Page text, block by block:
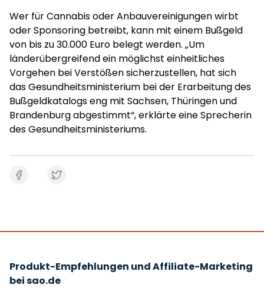
Wer für Cannabis oder Anbauvereinigungen wirbt
oder Sponsoring betreibt, kann mit einem Bußgeld
von bis zu 30.000 Euro belegt werden. „Um
länderübergreifend ein möglichst einheitliches
Vorgehen bei Verstößen sicherzustellen, hat sich
das Gesundheitsministerium bei der Erarbeitung des
Bußgeldkatalogs eng mit Sachsen, Thüringen und
Brandenburg abgestimmt“, erklärte eine Sprecherin
des Gesundheitsministeriums.
Produkt-Empfehlungen und Affiliate-Marketing
bei sao.de